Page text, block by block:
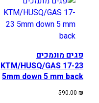
פגים מונמכים
KTM/HUSQ/GAS 17-23
5mm down 5 mm back
590.00 ₪